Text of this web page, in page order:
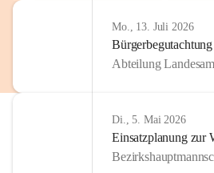
Mo., 13. Juli 2026
Bürgerbegutachtung
Abteilung
Di., 5. Mai 2026
Einsatzplanung zur